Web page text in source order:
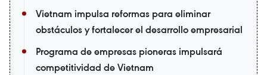
Vietnam impulsa reformas para eliminar
obstáculos y fortalecer el desarrollo empresarial
Programa de empresas pioneras impulsará
competitividad de Vietnam